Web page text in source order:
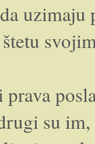
uzimaju
štetu
su